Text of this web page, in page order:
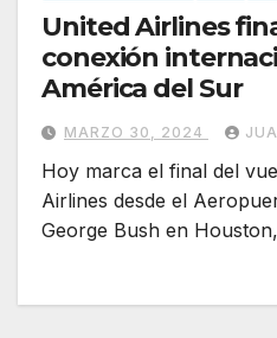
United Airlines
conexión
América del Sur
MARZO 30, 2024
Hoy marca el final del
Airlines desde el
George Bush en